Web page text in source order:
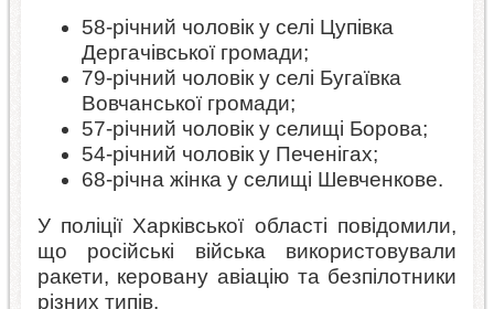
58-річний чоловік у селі Цупівка
Дергачівської громади;
79-річний чоловік у селі Бугаївка
Вовчанської громади;
57-річний чоловік у селищі Борова;
54-річний чоловік у Печенігах;
68-річна жінка у селищі Шевченкове.
У поліції Харківської області повідомили,
що російські війська використовували
ракети, керовану авіацію та безпілотники
різних типів.